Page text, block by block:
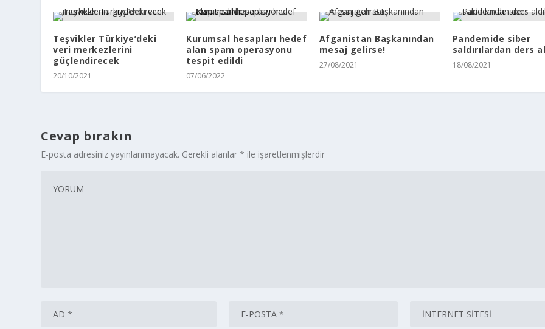
Teşvikler Türkiye’deki
veri merkezlerini
güçlendirecek
20/10/2021
Kurumsal hesapları hedef
alan spam operasyonu
tespit edildi
07/06/2022
Afganistan Başkanından
mesaj gelirse!
27/08/2021
Pandemide siber
saldırılardan ders
18/08/2021
Cevap bırakın
E-posta adresiniz yayınlanmayacak. Gerekli alanlar* ile işaretlenmişlerdir